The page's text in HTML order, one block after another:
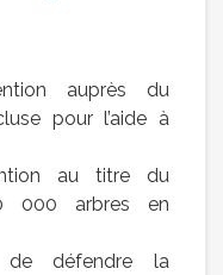
auprès du
pour l’aide à
au titre du
000 arbres en
de défendre la